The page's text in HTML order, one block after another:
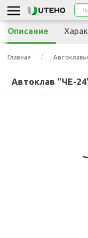
Главная Автоклавы
Автоклав "ЧЕ-
Описание